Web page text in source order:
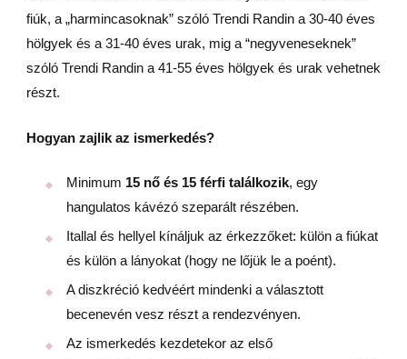
fiúk, a „harmincasoknak” szóló Trendi Randin a 30-40 éves
hölgyek és a 31-40 éves urak, mig a “negyveneseknek”
szóló Trendi Randin a 41-55 éves hölgyek és urak vehetnek
részt.
Hogyan zajlik az ismerkedés?
Minimum 15 nő és 15 férfi találkozik, egy
hangulatos kávézó szeparált részében.
Itallal és hellyel kínáljuk az érkezzőket: külön a fiúkat
és külön a lányokat (hogy ne lőjük le a poént).
A diszkréció kedvéért mindenki a választott
becenevén vesz részt a rendezvényen.
Az ismerkedés kezdetekor az első